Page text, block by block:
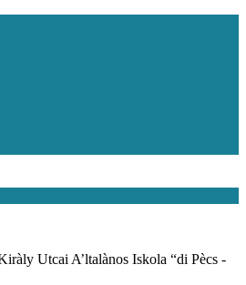
Utcai A’ltalànos Iskola “di Pècs -